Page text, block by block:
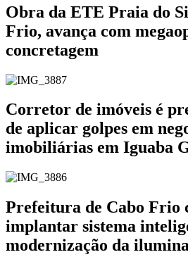
Obra da ETE Praia do
Frio, avança com
concretagem
Corretor de imóveis é
de aplicar golpes em
imobiliárias em Iguaba
Prefeitura de Cabo Frio
implantar sistema
modernização da